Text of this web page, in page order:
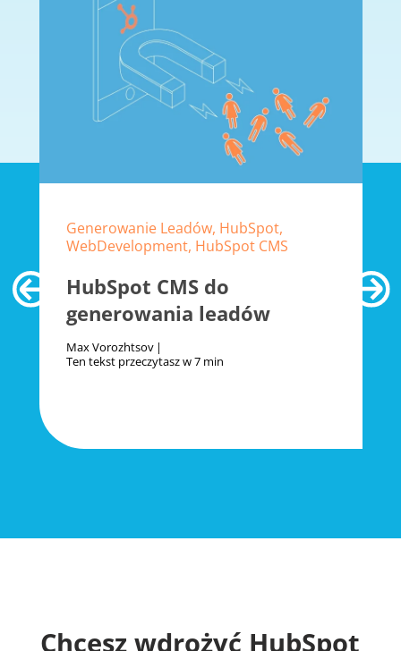
Generowanie Leadów, HubSpot,
WebDevelopment, HubSpot CMS
HubSpot CMS do
generowania leadów
Max Vorozhtsov
Ten tekst przeczytasz w7 min
Chcesz wdrożyć HubSpot